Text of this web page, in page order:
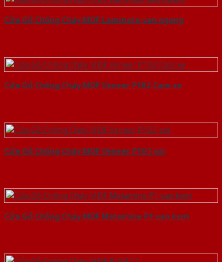
Cửa Gỗ Chống Cháy MDF Laminate van ngang
Cửa Gỗ Chống Cháy MDF Veneer P1R2 Cam xe
Cửa Gỗ Chống Cháy MDF Veneer P1G1 soi
Cửa Gỗ Chống Cháy MDF Melamine P1 van kem